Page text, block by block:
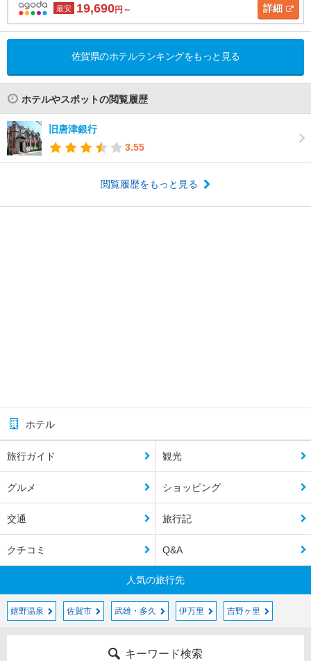
最安 19,690円～ 詳細
佐賀県のホテルランキングをもっと見る
ホテルやスポットの閲覧履歴
旧唐津銀行
3.55
閲覧履歴をもっと見る
ホテル
旅行ガイド 観光
グルメ ショッピング
交通 旅行記
クチコミ Q&A
人気の旅行先
嬉野温泉 佐賀市 武雄・多久 伊万里 吉野ヶ里
キーワード検索